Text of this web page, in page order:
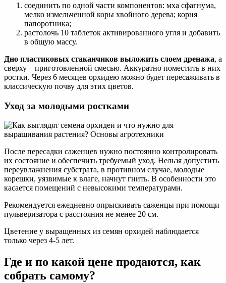
соединить по одной части компонентов: мха сфагнума,
мелко измельченной коры хвойного дерева; корня
папоротника;
растолочь 10 таблеток активированного угля и добавить
в общую массу.
Дно пластиковых стаканчиков выложить слоем дренажа, а
сверху – приготовленной смесью. Аккуратно поместить в них
ростки. Через 6 месяцев орхидею можно будет пересаживать в
классическую почву для этих цветов.
Уход за молодыми ростками
После пересадки саженцев нужно постоянно контролировать
их состояние и обеспечить требуемый уход. Нельзя допустить
переувлажнения субстрата, в противном случае, молодые
корешки, уязвимые к влаге, начнут гнить. В особенности это
касается помещений с невысокими температурами.
Рекомендуется ежедневно опрыскивать саженцы при помощи
пульверизатора с расстояния не менее 20 см.
Цветение у выращенных из семян орхидей наблюдается
только через 4-5 лет.
Где и по какой цене продаются, как
собрать самому?